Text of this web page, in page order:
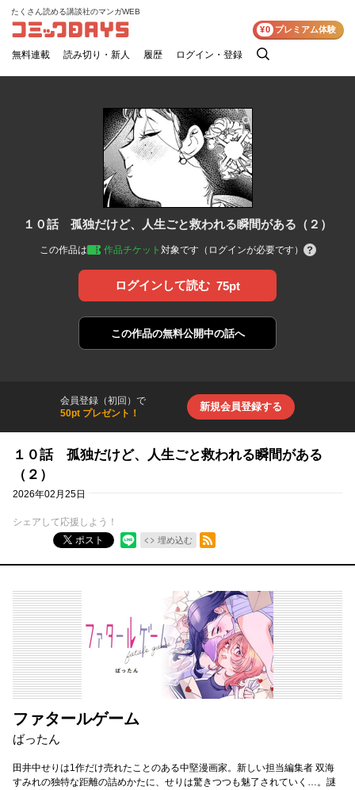
コミックDAYS
たくさん読める講談社のマンガWEB
無料連載 読み切り・新人 履歴 ログイン・登録
検
¥0 プレミアム体験
１０話 孤独だけど、人生ごと救われる瞬間がある（２）
この作品は 作品チケット 対象です（ログインが必要です）
ログインして読む 75pt
この作品の無料公開中の話へ
会員登録（初回）で
50pt プレゼント！
新規会員登録する
１０話 孤独だけど、人生ごと救われる瞬間がある
（２）
2026年02月25日
シェアして応援しよう！
ポスト
埋め込む
RSSフィード
ファタールゲーム
ばったん
田井中せりは1作だけ売れたことのある中堅漫画家。新しい担当編集者 双海
すみれの独特な距離の詰めかたに、せりは驚きつつも魅了されていく…。謎